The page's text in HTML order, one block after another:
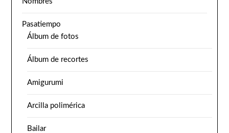
Pasatiempo
Álbum de fotos
Álbum de recortes
Amigurumi
Arcilla polimérica
Bailar